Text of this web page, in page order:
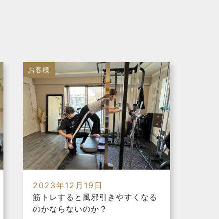
お客様
2023年12月19日
筋トレすると風邪引きやすくなる
のかならないのか？